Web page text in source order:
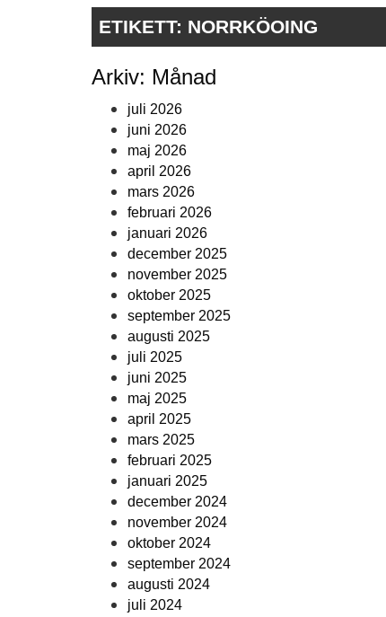
ETIKETT: NORRKÖOING
Arkiv: Månad
juli 2026
juni 2026
maj 2026
april 2026
mars 2026
februari 2026
januari 2026
december 2025
november 2025
oktober 2025
september 2025
augusti 2025
juli 2025
juni 2025
maj 2025
april 2025
mars 2025
februari 2025
januari 2025
december 2024
november 2024
oktober 2024
september 2024
augusti 2024
juli 2024